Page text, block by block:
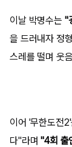
이날 박명수는 "
을 드러내자 정
스레를 떨며 웃
이어 '무한도전
다"라며 "4회 출